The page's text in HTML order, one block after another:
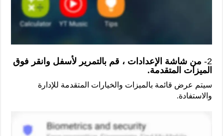
2-
من شاشة الإعدادات ، قم بالتمرير لأسفل وانقر فوق
الميزات المتقدمة.
سيتم عرض قائمة بالميزات والخيارات المتقدمة للإدارة
والاستفادة.